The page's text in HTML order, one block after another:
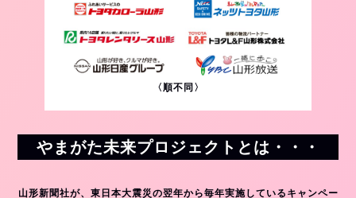
〈順不同〉
やまがた未来プロジェクトとは・・・
山形新聞社が、東日本大震災の翌年から毎年実施しているキャンペー